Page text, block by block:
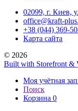
02099, г. Киев,
office@kraft-
+38 (044) 369-
Карта сайта
© 2026
Built with Storefront &
Моя учётная
Поиск
Корзина 0